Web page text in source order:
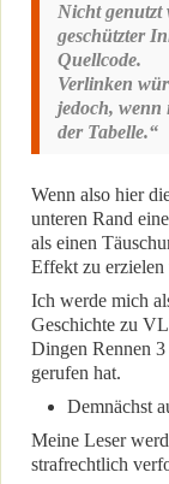
Nicht genutzt
geschützter
Quellcode.
Verlinken
jedoch, wenn
der Tabelle.“
Wenn also hier
unteren Rand
als einen
Effekt zu erzielen
Ich werde mich
Geschichte zu
Dingen Rennen
gerufen hat.
Demnächst
Meine Leser
strafrechtlich